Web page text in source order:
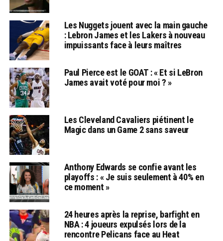
Les Nuggets jouent avec la main gauche
: Lebron James et les Lakers à nouveau
impuissants face à leurs maîtres
Paul Pierce est le GOAT : « Et si LeBron
James avait voté pour moi ? »
Les Cleveland Cavaliers piétinent le
Magic dans un Game 2 sans saveur
Anthony Edwards se confie avant les
playoffs : « Je suis seulement à 40% en
ce moment »
24 heures après la reprise, barfight en
NBA : 4 joueurs expulsés lors de la
rencontre Pelicans face au Heat